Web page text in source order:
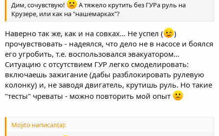
Дим, сочувствую!
А тяжело крутить без ГУРа руль на
Крузере, или как на "нашемарках"?
Наверно так же, как и на совках... Не успел (
)
прочувствовать - надеялся, что дело не в насосе и боялся
его угробить, т.е. воспользовался эвакуатором...
Ситуацию с отсутствием ГУР легко смоделировать:
включаешь зажигание (дабы разблокировать рулевую
колонку) и, не заводя двигатель, крутишь руль. Но такие
"тесты" чреваты - можно повторить мой опыт
Mojito написал(а):